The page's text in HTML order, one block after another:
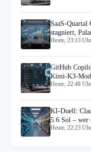
SaaS-
stagniert,
Heute, 23:13 Uhr
GitHub
Kimi-K3-
Heute, 22:48 Uhr
KI-Duell:
5.6 Sol – wer
Heute, 22:23 Uhr